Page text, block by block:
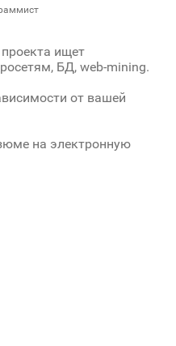
ищет
БД, web-mining.
от вашей
на электронную